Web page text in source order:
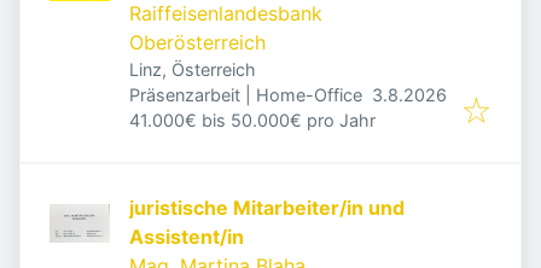
Raiffeisenlandesbank
Oberösterreich
Linz, Österreich
Präsenzarbeit | Home-Office Veröffentlicht
3.8.2026
41.000€ bis 50.000€ pro Jahr
juristische Mitarbeiter/in und
Assistent/in